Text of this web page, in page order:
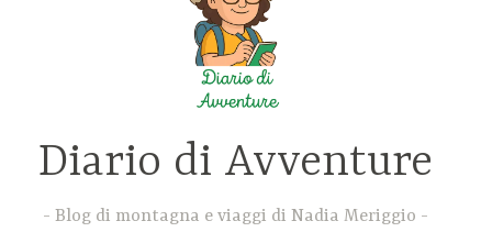
Diario di Avventure
Blog di montagna e viaggi di Nadia Meriggio